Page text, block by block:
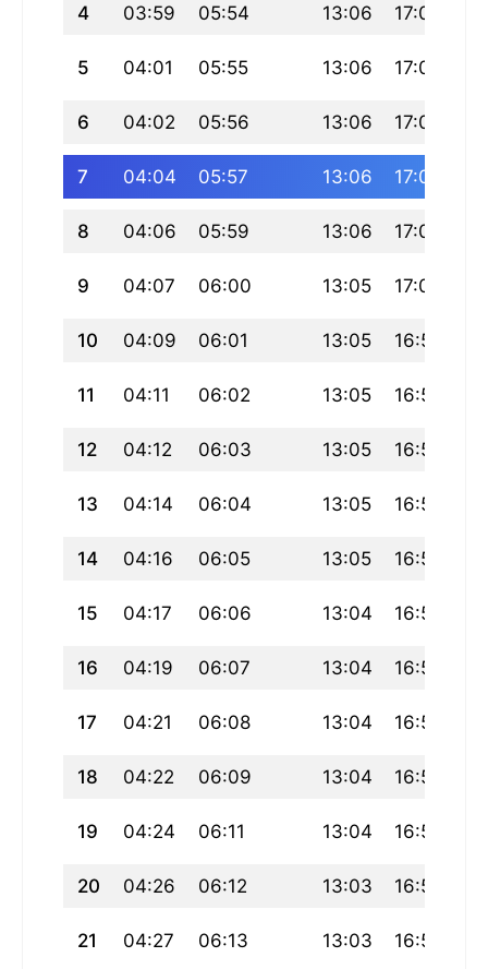
4 03:59 05:54 13:06 17:03
5 04:01 05:55 13:06 17:02
6 04:02 05:56 13:06 17:02
7 04:04 05:57 13:06 17:01
8 04:06 05:59 13:06 17:01
9 04:07 06:00 13:05 17:00
10 04:09 06:01 13:05 16:59
11 04:11 06:02 13:05 16:59
12 04:12 06:03 13:05 16:58
13 04:14 06:04 13:05 16:58
14 04:16 06:05 13:05 16:57
15 04:17 06:06 13:04 16:56
16 04:19 06:07 13:04 16:55
17 04:21 06:08 13:04 16:55
18 04:22 06:09 13:04 16:54
19 04:24 06:11 13:04 16:53
20 04:26 06:12 13:03 16:52
21 04:27 06:13 13:03 16:52